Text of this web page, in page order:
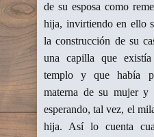
de su esposa como
hija, invirtiendo en ello
la construcción de su
una capilla que
templo y que había
materna de su mujer
esperando, tal vez, el
hija. Así lo cuenta